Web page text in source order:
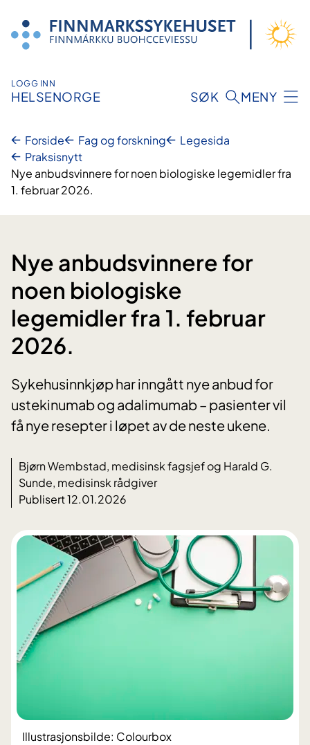
innhold
LOGG INN
HELSENORGE SØK MENY
Forside Fag og forskning
Legesida
Praksisnytt
Nye anbudsvinnere for noen biologiske legemidler fra
1. februar 2026.
Nye anbudsvinnere for
noen biologiske
legemidler fra 1. februar
2026.
Sykehusinnkjøp har inngått nye anbud for
ustekinumab og adalimumab – pasienter vil
få nye resepter i løpet av de neste ukene.
Bjørn Wembstad, medisinsk fagsjef og Harald G.
Sunde, medisinsk rådgiver
Publisert 12.01.2026
Illustrasjonsbilde: Colourbox